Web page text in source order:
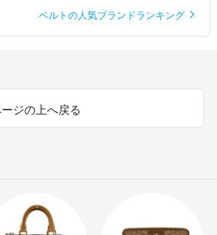
ベルトの人気ブランドランキング
ジの上へ戻る